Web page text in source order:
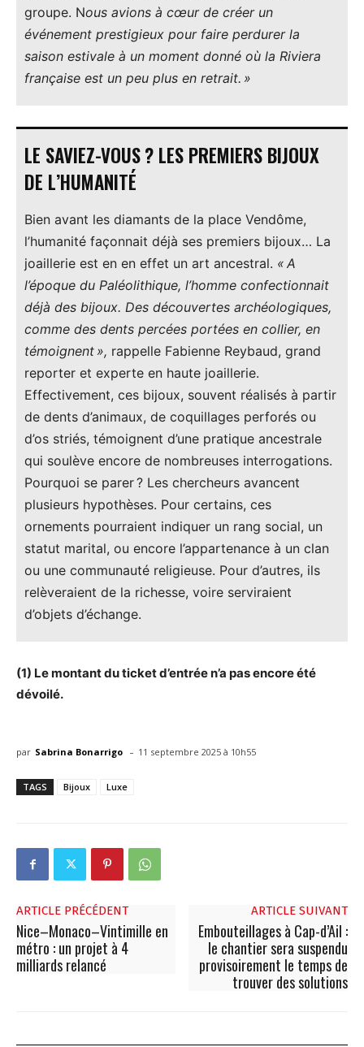
groupe. Nous avions à cœur de créer un
événement prestigieux pour faire perdurer la
saison estivale à un moment donné où la Riviera
française est un peu plus en retrait. »
LE SAVIEZ-VOUS ? LES PREMIERS BIJOUX
DE L’HUMANITÉ
Bien avant les diamants de la place Vendôme,
l’humanité façonnait déjà ses premiers bijoux… La
joaillerie est en en effet un art ancestral. « A
l’époque du Paléolithique, l’homme confectionnait
déjà des bijoux. Des découvertes archéologiques,
comme des dents percées portées en collier, en
témoignent », rappelle Fabienne Reybaud, grand
reporter et experte en haute joaillerie.
Effectivement, ces bijoux, souvent réalisés à partir
de dents d’animaux, de coquillages perforés ou
d’os striés, témoignent d’une pratique ancestrale
qui soulève encore de nombreuses interrogations.
Pourquoi se parer ? Les chercheurs avancent
plusieurs hypothèses. Pour certains, ces
ornements pourraient indiquer un rang social, un
statut marital, ou encore l’appartenance à un clan
ou une communauté religieuse. Pour d’autres, ils
relèveraient de la richesse, voire serviraient
d’objets d’échange.
(1) Le montant du ticket d’entrée n’a pas encore été
dévoilé.
par Sabrina Bonarrigo - 11 septembre 2025 à 10h55
TAGS Bijoux Luxe
ARTICLE PRÉCÉDENT
Nice–Monaco–Vintimille en
métro : un projet à 4
milliards relancé
ARTICLE SUIVANT
Embouteillages à Cap-d’Ail :
le chantier sera suspendu
provisoirement le temps de
trouver des solutions